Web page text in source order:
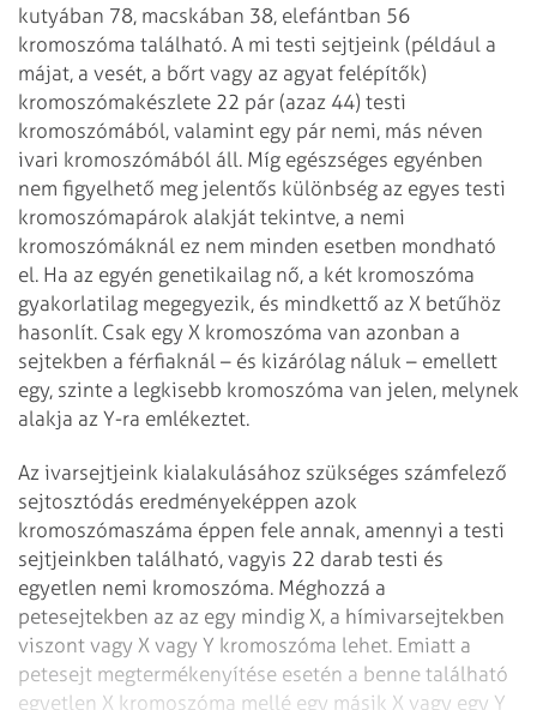
kutyában 78, macskában 38, elefántban 56
kromoszóma található. A mi testi sejtjeink (például a
májat, a vesét, a bőrt vagy az agyat felépítők)
kromoszómakészlete 22 pár (azaz 44) testi
kromoszómából, valamint egy pár nemi, más néven
ivari kromoszómából áll. Míg egészséges egyénben
nem figyelhető meg jelentős különbség az egyes testi
kromoszómapárok alakját tekintve, a nemi
kromoszómáknál ez nem minden esetben mondható
el. Ha az egyén genetikailag nő, a két kromoszóma
gyakorlatilag megegyezik, és mindkettő az X betűhöz
hasonlít. Csak egy X kromoszóma van azonban a
sejtekben a férfiaknál – és kizárólag náluk – emellett
egy, szinte a legkisebb kromoszóma van jelen, melynek
alakja az Y-ra emlékeztet.
Az ivarsejtjeink kialakulásához szükséges számfelező
sejtosztódás eredményeképpen azok
kromoszómaszáma éppen fele annak, amennyi a testi
sejtjeinkben található, vagyis 22 darab testi és
egyetlen nemi kromoszóma. Méghozzá a
petesejtekben az az egy mindig X, a hímivarsejtekben
viszont vagy X vagy Y kromoszóma lehet. Emiatt a
petesejt megtermékenyítése esetén a benne található
egyetlen X kromoszóma mellé egy másik X vagy egy Y